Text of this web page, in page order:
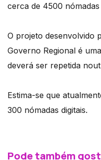
cerca de 4500 nómadas
O projeto desenvolvido
Governo Regional é
deverá ser repetida
Estima-se que
300 nómadas digitais.
Pode também